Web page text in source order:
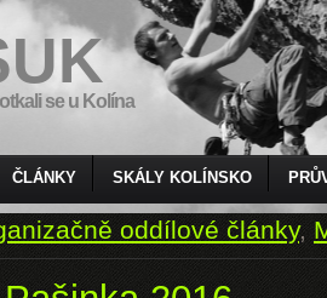
se u Kolína
ČLÁNKY SKÁLY KOLÍNSKO
oddílové články,